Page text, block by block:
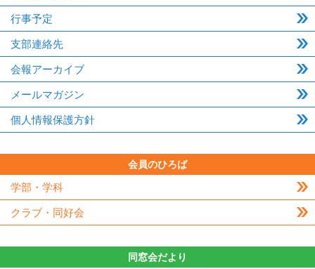
行事予定
支部連絡先
会報アーカイブ
メールマガジン
個人情報保護方針
会員のひろば
学部・学科
クラブ・同好会
同窓会だより